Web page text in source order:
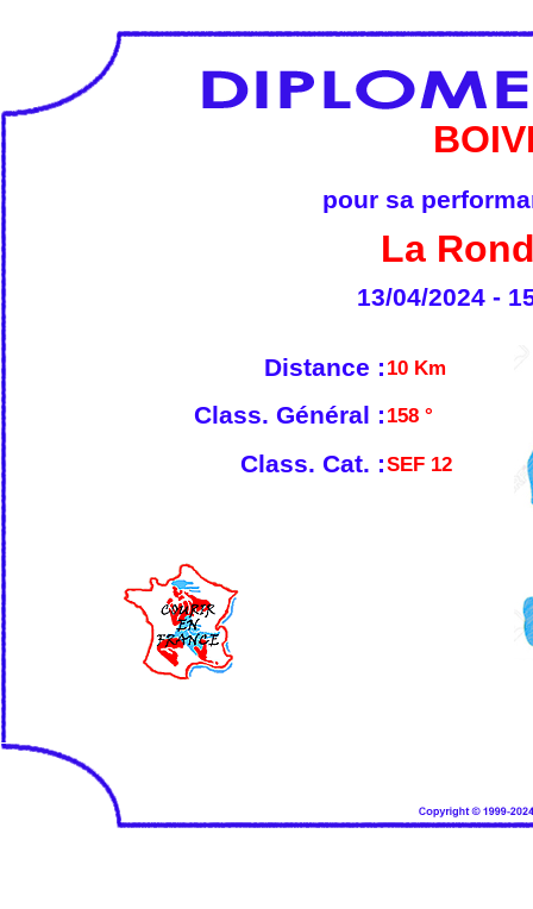
pour sa
La
13/04/2024 -
Distance : 10 Km
Class. Général : 158 °
Class. Cat. :SEF 12